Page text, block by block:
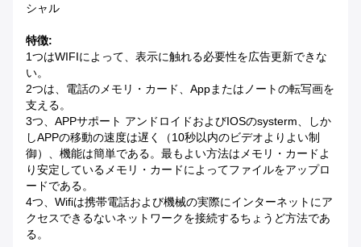
シャル
特徴:
1つはWIFIによって、表示に触れる必要性を広告更新できな
い。
2つは、電話のメモリ・カード、Appまたはノートの転写画を
支える。
3つ、APPサポート アンドロイドおよびIOSのsysterm、しか
しAPPの移動の速度は遅く（10秒以内のビデオよりよい制
御）、機能は簡単である。最もよい方法はメモリ・カードよ
り安定しているメモリ・カードによってファイルをアップロ
ードである。
4つ、Wifiは携帯電話および機械の実際にインターネットにア
クセスできるないネットワークを接続するちょうど方法であ
る。